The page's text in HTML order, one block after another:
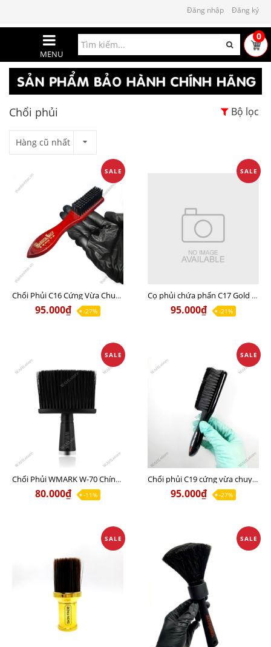
Đăng nhập Đăng ký
MENU
0
Chổi phủi Bộ lọc
Hàng cũ nhất
SALE
Chổi Phủi C16 Cứng Vừa Chuyên Phủi Fade
95.000₫ -27%
SALE
Cọ phủi chứa phấn C17 Gold Chính hãng
95.000₫ -21%
SALE
Chổi Phủi WMARK W-70 Chính Hãng
80.000₫ -11%
SALE
Chổi phủi C19 cứng vừa chuyên nghiệp giá tốt
95.000₫ -27%
SALE SALE